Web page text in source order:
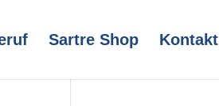
Sartre Shop Kontakt